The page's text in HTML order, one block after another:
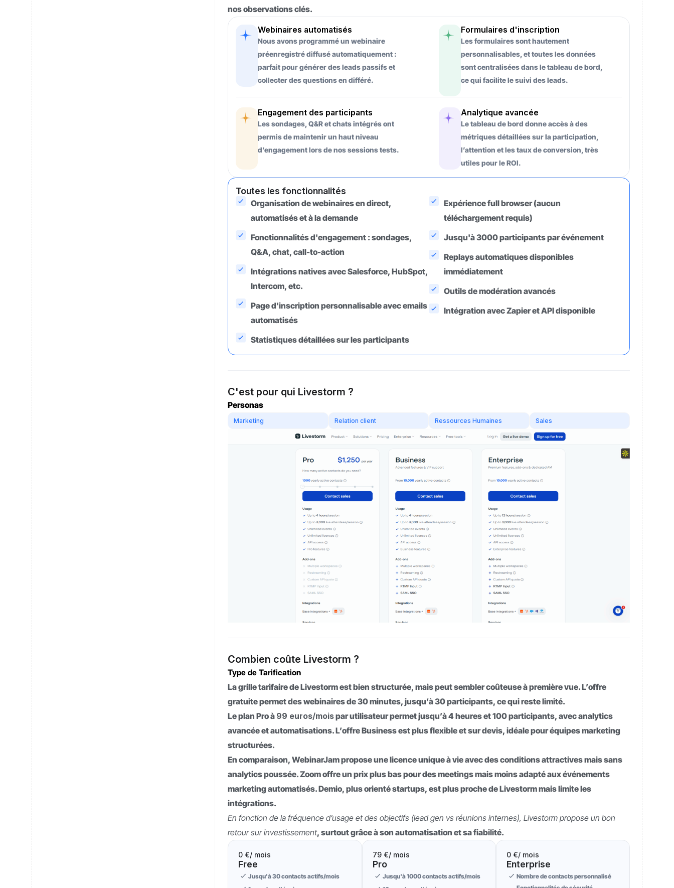
nos observations clés.
Webinaires automatisés
Nous avons programmé un webinaire
préenregistré diffusé automatiquement :
parfait pour générer des leads passifs et
collecter des questions en différé.
Formulaires d'inscription
Les formulaires sont hautement
personnalisables, et toutes les données
sont centralisées dans le tableau de bord,
ce qui facilite le suivi des leads.
Engagement des participants
Les sondages, Q&R et chats intégrés ont
permis de maintenir un haut niveau
d’engagement lors de nos sessions tests.
Analytique avancée
Le tableau de bord donne accès à des
métriques détaillées sur la participation,
l’attention et les taux de conversion, très
utiles pour le ROI.
Toutes les fonctionnalités
Organisation de webinaires en direct,
automatisés et à la demande
Fonctionnalités d'engagement : sondages,
Q&A, chat, call-to-action
Intégrations natives avec Salesforce, HubSpot,
Intercom, etc.
Page d'inscription personnalisable avec emails
automatisés
Statistiques détaillées sur les participants
Expérience full browser (aucun
téléchargement requis)
Jusqu'à 3000 participants par événement
Replays automatiques disponibles
immédiatement
Outils de modération avancés
Intégration avec Zapier et API disponible
C'est pour qui Livestorm ?
Personas
Marketing Relation client Ressources Humaines Sales
Combien coûte Livestorm ?
Type de Tarification
La grille tarifaire de Livestorm est bien structurée, mais peut sembler coûteuse à première vue. L’offre
gratuite permet des webinaires de 30 minutes, jusqu’à 30 participants, ce qui reste limité.
Le plan Pro à 99 euros/moispar utilisateur permet jusqu’à 4 heures et 100 participants, avec analytics
avancée et automatisations. L’offre Business est plus flexible et sur devis, idéale pour équipes marketing
structurées.
En comparaison, WebinarJam propose une licence unique à vie avec des conditions attractives mais sans
analytics poussée. Zoom offre un prix plus bas pour des meetings mais moins adapté aux événements
marketing automatisés. Demio, plus orienté startups, est plus proche de Livestorm mais limite les
intégrations.
En fonction de la fréquence d’usage et des objectifs (lead gen vs réunions internes), Livestorm propose un bon
retour sur investissement, surtout grâce à son automatisation et sa fiabilité.
0 €/ mois
Free
Jusqu'à 30 contacts actifs/mois
79 €/ mois
Pro
Jusqu'à 1000 contacts actifs/mois
0 €/ mois
Enterprise
Nombre de contacts personnalisé